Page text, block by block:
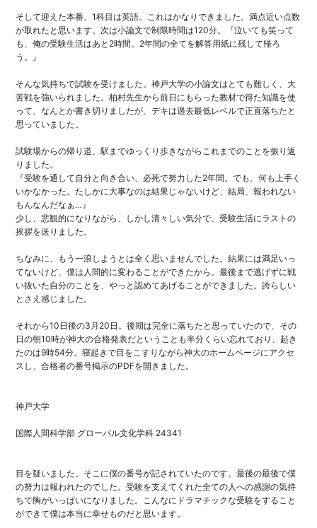
そして迎えた本番、1科目は英語。これはかなりできました。満点近い点数
が取れたと思います。次は小論文で制限時間は120分。『泣いても笑って
も、俺の受験生活はあと2時間。2年間の全てを解答用紙に残して帰ろ
う。』
そんな気持ちで試験を受けました。神戸大学の小論文はとても難しく、大
苦戦を強いられました。柏村先生から前日にもらった教材で得た知識を使
って、なんとか書き切りましたが、デキは過去最低レベルで正直落ちたと
思っていました。
試験場からの帰り道、駅までゆっくり歩きながらこれまでのことを振り返
りました。
『受験を通して自分と向き合い、必死で努力した2年間。でも、何も上手く
いかなかった。たしかに大事なのは結果じゃないけど、結局、報われない
もんなんだなぁ…』
少し、悲観的になりながら、しかし清々しい気分で、受験生活にラストの
挨拶を送りました。
ちなみに、もう一浪しようとは全く思いませんでした。結果には満足いっ
てないけど、僕は人間的に変わることができたから。最後まで逃げずに戦
い抜いた自分のことを、やっと認めてあげることができました。誇らしい
とさえ感じました。
それから10日後の3月20日。後期は完全に落ちたと思っていたので、その
日の朝10時が神大の合格発表だということも半分くらい忘れており、起き
たのは9時54分。寝起きで目をこすりながら神大のホームページにアクセ
スし、合格者の番号掲示のPDFを開きました。
神戸大学
国際人間科学部 グローバル文化学科 24341
目を疑いました。そこに僕の番号が記されていたのです。最後の最後で僕
の努力は報われたのでした。受験を支えてくれた全ての人への感謝の気持
ちで胸がいっぱいになりました。こんなにドラマチックな受験をすること
ができて僕は本当に幸せものだと思います。